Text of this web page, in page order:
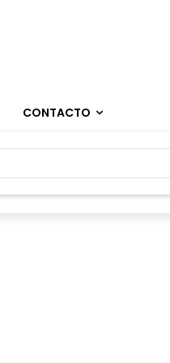
CONTACTO